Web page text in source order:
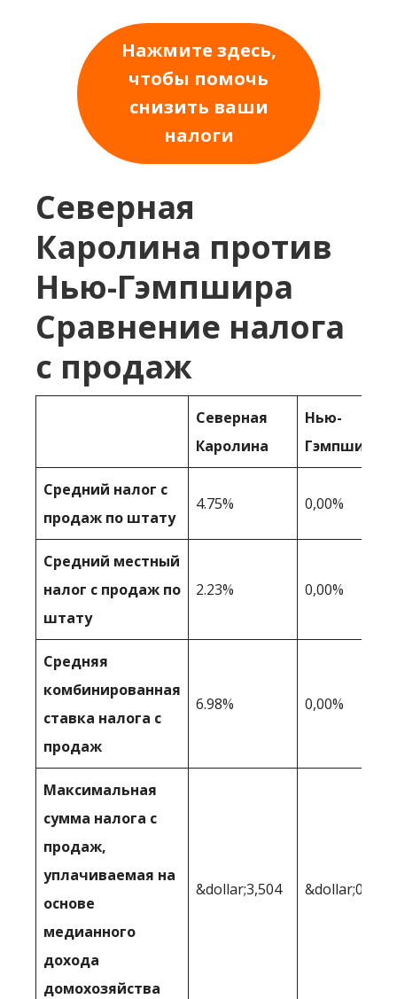
Нажмите здесь,
чтобы помочь
снизить ваши
налоги
Северная
Каролина против
Нью-Гэмпшира
Сравнение налога
с продаж
Северная
Каролина
Нью-
Гэмпшир
Средний налог с
продаж по штату
4.75% 0,00%
Средний местный
налог с продаж по
штату
2.23% 0,00%
Средняя
комбинированная
ставка налога с
продаж
6.98% 0,00%
Максимальная
сумма налога с
продаж,
уплачиваемая на
основе
медианного
дохода
домохозяйства
&dollar;3,504 &dollar;0